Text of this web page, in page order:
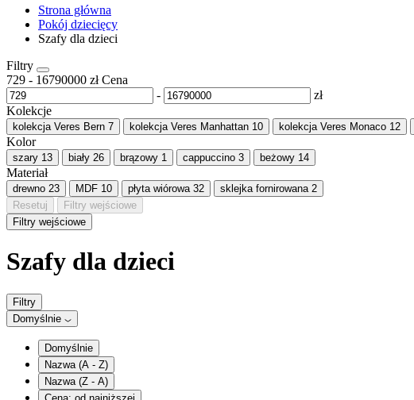
Strona główna
Pokój dziecięcy
Szafy dla dzieci
Filtry
729 - 16790000 złCena
-
zł
Kolekcje
kolekcja Veres Bern 7 kolekcja Veres Manhattan 10 kolekcja Veres Monaco 12
Kolor
szary 13 biały 26 brązowy 1 cappuccino 3 beżowy 14
Materiał
drewno 23 MDF 10 płyta wiórowa 32 sklejka fornirowana 2
Resetuj
Filtry wejściowe
Filtry wejściowe
Szafy dla dzieci
Filtry
Domyślnie
Domyślnie
Nazwa (A - Z)
Nazwa (Z - A)